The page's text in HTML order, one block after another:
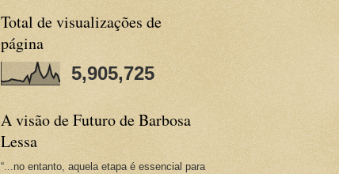
Total de visualizações de
página
5,905,725
A visão de Futuro de Barbosa
Lessa
“...no entanto, aquela etapa é essencial para